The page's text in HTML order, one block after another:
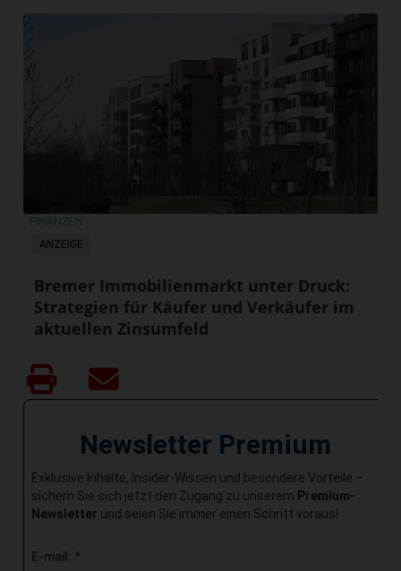
ANZEIGE
FINANZEN
Bremer Immobilienmarkt unter Druck:
Strategien für Käufer und Verkäufer im
aktuellen Zinsumfeld
Newsletter Premium
Exklusive Inhalte, Insider-Wissen und besondere Vorteile –
sichern Sie sich jetzt den Zugang zu unserem Premium-
Newsletter und seien Sie immer einen Schritt voraus!
E-mail: *